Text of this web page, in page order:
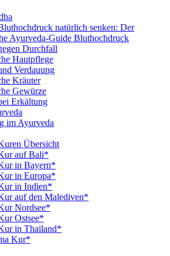
natürlich senken: Der
Ayurveda-Guide Bluthochdruck
Durchfall
Hautpflege
Verdauung
Kräuter
Gewürze
Erkältung
im Ayurveda
Übersicht
auf Bali*
in Bayern*
in Europa*
in Indien*
auf den Malediven*
Nordsee*
Ostsee*
in Thailand*
Kur*